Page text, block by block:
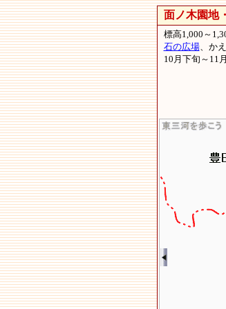
面ノ木園地
標高1,000～
石の広場、か
10月下旬～11